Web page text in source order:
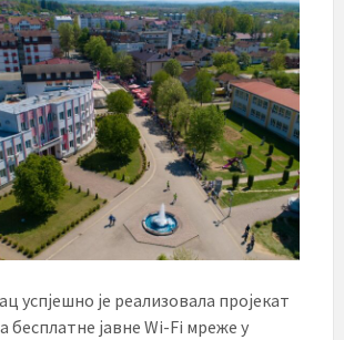
успјешно је реализовала пројекат
бесплатне јавне Wi-Fi мреже у